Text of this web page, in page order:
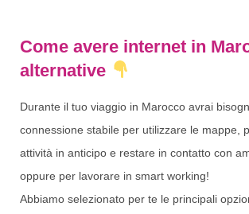
Come avere internet in
alternative
Durante il tuo viaggio in Marocco avrai
connessione stabile per utilizzare le mappe,
attività in anticipo e restare in contatto con
oppure per lavorare in smart working!
Abbiamo selezionato per te le principali